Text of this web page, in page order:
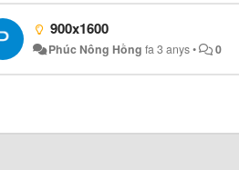
900x1600
Phúc Nông Hồng fa 3 anys• 0